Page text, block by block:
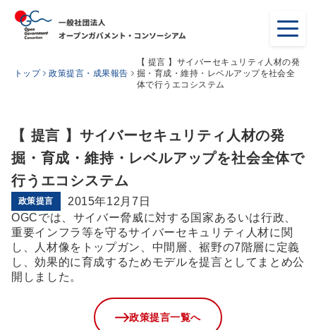
トップ 政策提言・成果報告
【 提言 】サイバーセキュリティ人材の発
掘・育成・維持・レベルアップを社会全
体で行うエコシステム
【 提言 】サイバーセキュリティ人材の発
掘・育成・維持・レベルアップを社会全体で
行うエコシステム
政策提言
2015年12月7日
OGCでは、サイバー脅威に対する国家あるいは行政、
重要インフラ等を守るサイバーセキュリティ人材に関
し、人材像をトップガン、中間層、裾野の7階層に定義
し、効果的に育成するためモデルを提言としてまとめ公
開しました。
政策提言一覧へ